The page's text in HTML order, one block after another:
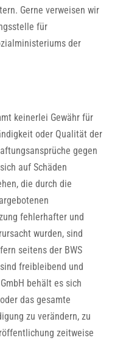
Gerne verweisen wir
für
der
keinerlei Gewähr für
oder Qualität der
gegen
auf Schäden
die durch die
fehlerhafter und
wurden, sind
seitens der BWS
freibleibend und
behält es sich
das gesamte
zu verändern, zu
zeitweise